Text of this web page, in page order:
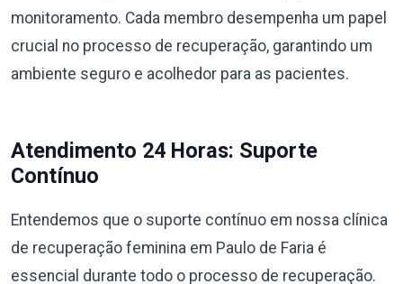
monitoramento. Cada membro desempenha um papel
crucial no processo de recuperação, garantindo um
ambiente seguro e acolhedor para as pacientes.
Atendimento 24 Horas: Suporte
Contínuo
Entendemos que o suporte contínuo em nossa clínica
de recuperação feminina em Paulo de Faria é
essencial durante todo o processo de recuperação.